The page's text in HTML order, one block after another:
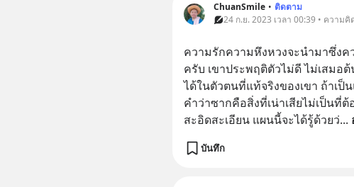
ChuanSmile • ติดตาม
24 ก.ย. 2023 เวลา 00:39 • ความคิ
ความรักความหึงหวงจะนำมาซึ่งค
ครับ เขาประพฤติตัวไม่ดี ไม่เสมอ
ได้ในตัวตนที่แท้จริงของเขา ถ้าเ
คำว่าซากคือสิ่งที่เน่าเสียไม่เป็นที่
สะอิดสะเอียน แผนนี้จะได้รู้ด้วยว่...
บันทึก